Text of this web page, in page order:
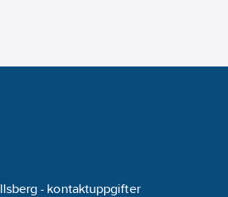
- kontaktuppgifter